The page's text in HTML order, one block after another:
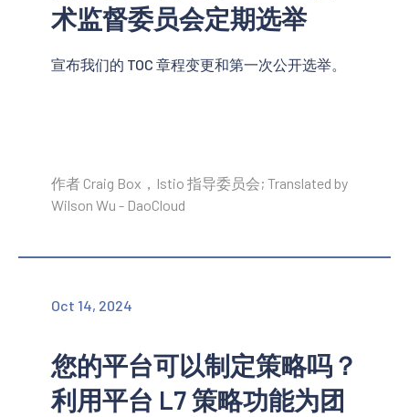
术监督委员会定期选举
宣布我们的 TOC 章程变更和第一次公开选举。
作者 Craig Box，Istio 指导委员会; Translated by
Wilson Wu - DaoCloud
Oct 14, 2024
您的平台可以制定策略吗？
利用平台 L7 策略功能为团